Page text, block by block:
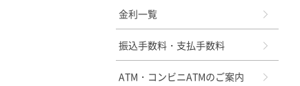
金利一覧
振込手数料・支払手数料
ATM・コンビニATMのご案内